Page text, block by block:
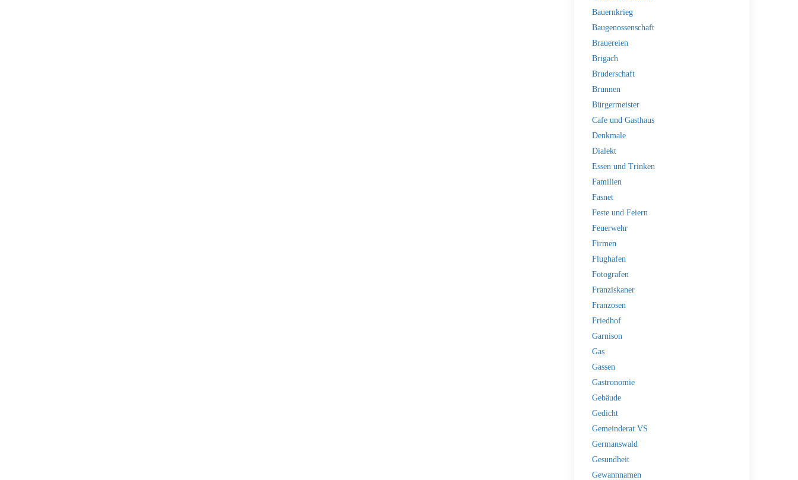
Bauernkrieg
Baugenossenschaft
Brauereien
Brigach
Bruderschaft
Brunnen
Bürgermeister
Cafe und Gasthaus
Denkmale
Dialekt
Essen und Trinken
Familien
Fasnet
Feste und Feiern
Feuerwehr
Firmen
Flughafen
Fotografen
Franziskaner
Franzosen
Friedhof
Garnison
Gas
Gassen
Gastronomie
Gebäude
Gedicht
Gemeinderat VS
Germanswald
Gesundheit
Gewannnamen